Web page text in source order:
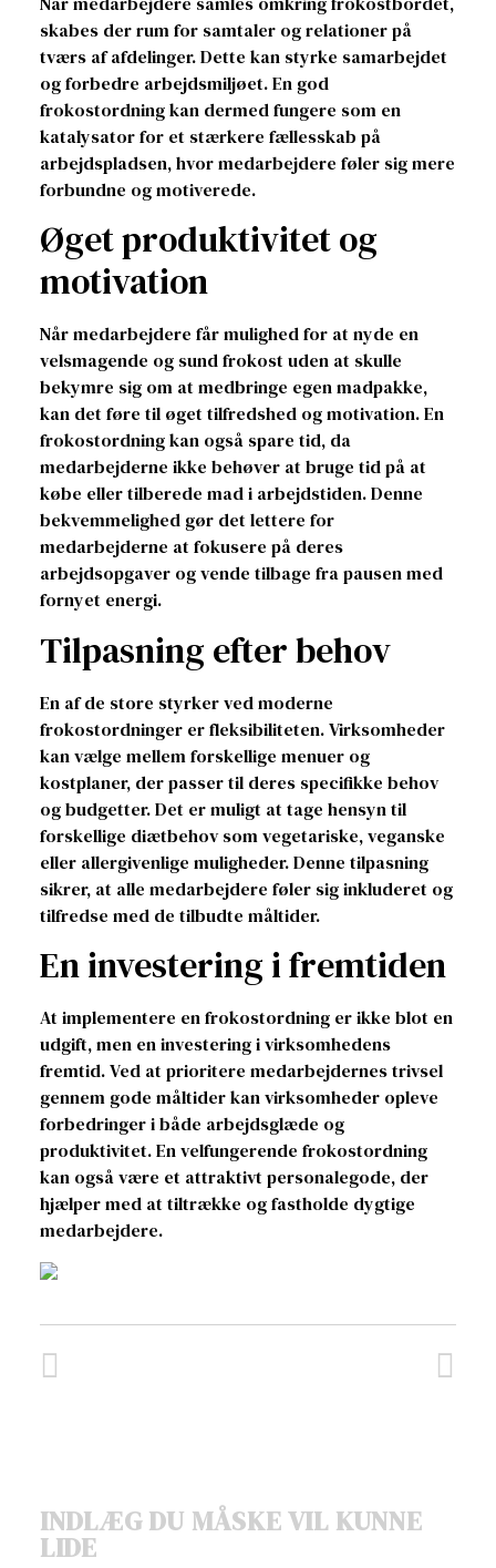
skabes der rum for samtaler og relationer på
tværs af afdelinger. Dette kan styrke samarbejdet
og forbedre arbejdsmiljøet. En god
frokostordning kan dermed fungere som en
katalysator for et stærkere fællesskab på
arbejdspladsen, hvor medarbejdere føler sig mere
forbundne og motiverede.
Øget produktivitet og
motivation
Når medarbejdere får mulighed for at nyde en
velsmagende og sund frokost uden at skulle
bekymre sig om at medbringe egen madpakke,
kan det føre til øget tilfredshed og motivation. En
frokostordning kan også spare tid, da
medarbejderne ikke behøver at bruge tid på at
købe eller tilberede mad i arbejdstiden. Denne
bekvemmelighed gør det lettere for
medarbejderne at fokusere på deres
arbejdsopgaver og vende tilbage fra pausen med
fornyet energi.
Tilpasning efter behov
En af de store styrker ved moderne
frokostordninger er fleksibiliteten. Virksomheder
kan vælge mellem forskellige menuer og
kostplaner, der passer til deres specifikke behov
og budgetter. Det er muligt at tage hensyn til
forskellige diætbehov som vegetariske, veganske
eller allergivenlige muligheder. Denne tilpasning
sikrer, at alle medarbejdere føler sig inkluderet og
tilfredse med de tilbudte måltider.
En investering i fremtiden
At implementere en frokostordning er ikke blot en
udgift, men en investering i virksomhedens
fremtid. Ved at prioritere medarbejdernes trivsel
gennem gode måltider kan virksomheder opleve
forbedringer i både arbejdsglæde og
produktivitet. En velfungerende frokostordning
kan også være et attraktivt personalegode, der
hjælper med at tiltrække og fastholde dygtige
medarbejdere.
INDLÆG DU MÅSKE VIL KUNNE
LIDE